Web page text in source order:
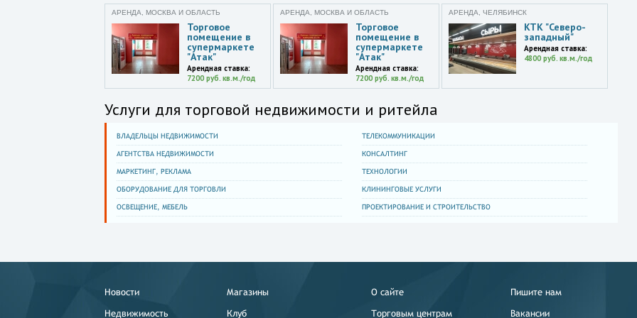
АРЕНДА, МОСКВА И ОБЛАСТЬ
Торговое
помещение в
супермаркете
"Атак"
Арендная ставка:
7200 руб. кв.м./год
АРЕНДА, МОСКВА И ОБЛАСТЬ
Торговое
помещение в
супермаркете
"Атак"
Арендная ставка:
7200 руб. кв.м./год
АРЕНДА, ЧЕЛЯБИНСК
КТК "Северо-
западный"
Арендная ставка:
4800 руб. кв.м./год
Услуги для торговой недвижимости и ритейла
ВЛАДЕЛЬЦЫ НЕДВИЖИМОСТИ ТЕЛЕКОММУНИКАЦИИ
АГЕНТСТВА НЕДВИЖИМОСТИ КОНСАЛТИНГ
МАРКЕТИНГ, РЕКЛАМА ТЕХНОЛОГИИ
ОБОРУДОВАНИЕ ДЛЯ ТОРГОВЛИ КЛИНИНГОВЫЕ УСЛУГИ
ОСВЕЩЕНИЕ, МЕБЕЛЬ ПРОЕКТИРОВАНИЕ И СТРОИТЕЛЬСТВО
Новости
Недвижимость
Магазины
Клуб
О сайте
Торговым центрам
Пишите нам
Вакансии